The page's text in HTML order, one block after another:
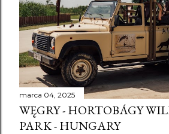
marca 04, 2025
WĘGRY - HORTOBÁGY
PARK - HUNGARY